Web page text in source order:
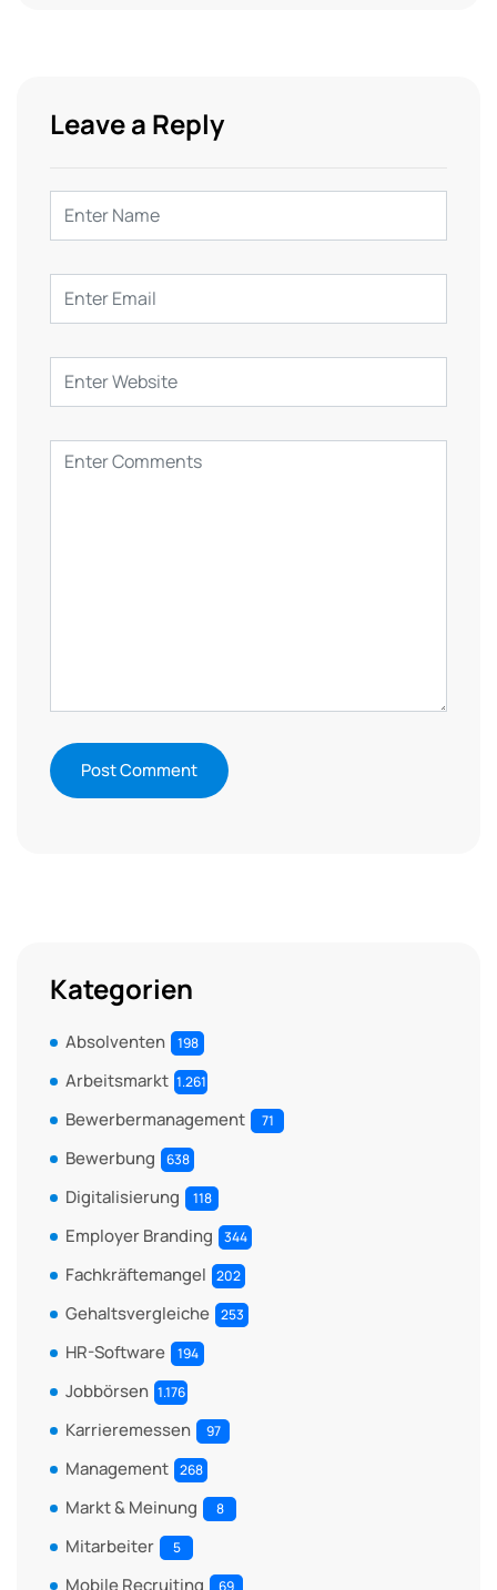
Leave a Reply
Kategorien
Absolventen 198
Arbeitsmarkt 1.261
Bewerbermanagement 71
Bewerbung 638
Digitalisierung 118
Employer Branding 344
Fachkräftemangel 202
Gehaltsvergleiche 253
HR-Software 194
Jobbörsen 1.176
Karrieremessen 97
Management 268
Markt & Meinung 8
Mitarbeiter 5
Mobile Recruiting 69